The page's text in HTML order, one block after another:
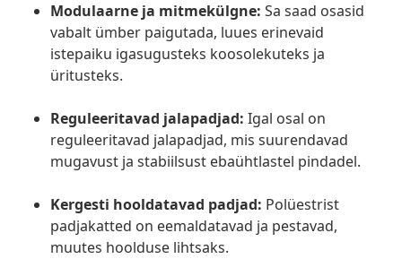
Modulaarne ja mitmekülgne: Sa saad osasid
vabalt ümber paigutada, luues erinevaid
istepaiku igasugusteks koosolekuteks ja
üritusteks.
Reguleeritavad jalapadjad: Igal osal on
reguleeritavad jalapadjad, mis suurendavad
mugavust ja stabiilsust ebaühtlastel pindadel.
Kergesti hooldatavad padjad: Polüestrist
padjakatted on eemaldatavad ja pestavad,
muutes hoolduse lihtsaks.